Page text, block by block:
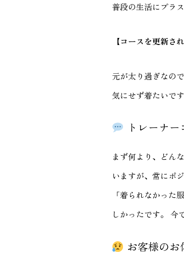
普段の生活にプラ
【コースを更新さ
元が太り過ぎなの
気にせず着たいで
トレーナー
まず何より、どん
いますが、常にポ
「着られなかっ
しかったです。 今
お客様のお